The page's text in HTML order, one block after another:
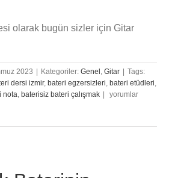
olarak bugün sizler için Gitar
2023 | Kategoriler: Genel, Gitar | Tags:
dersi izmir, bateri egzersizleri, bateri etüdleri,
nota, baterisiz bateri çalışmak |
Gitar
Kolay
yorumlar